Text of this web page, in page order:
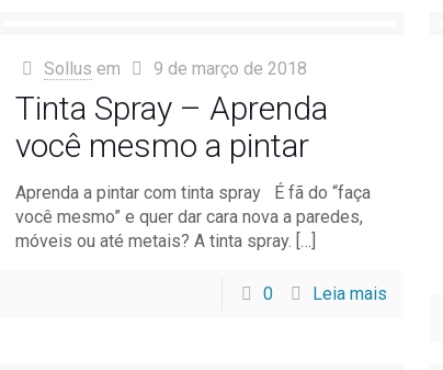
Sollus em 9 de março de 2018
Tinta Spray – Aprenda
você mesmo a pintar
Aprenda a pintar com tinta spray É fã do “faça
você mesmo” e quer dar cara nova a paredes,
móveis ou até metais? A tinta spray. […]
0 Leia mais